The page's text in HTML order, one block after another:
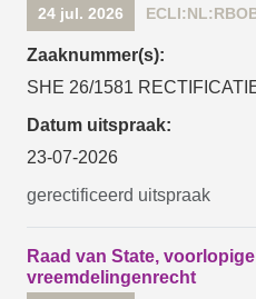
24 jul. 2026
Zaaknummer(s):
SHE 26/1581
Datum uitspraak:
23-07-2026
gerectificeerd uitspraak
Raad van State,
vreemdelingenrecht